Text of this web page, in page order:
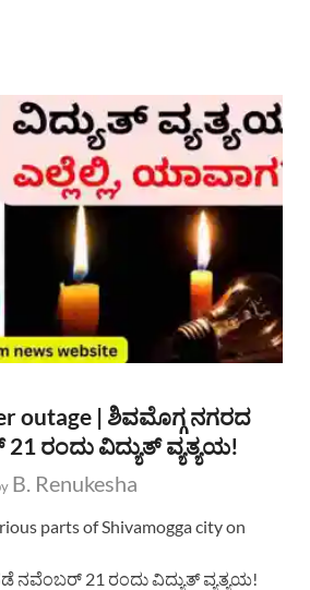
outage | ಶಿವಮೊಗ್ಗ ನಗರದ
ರಂದು ವಿದ್ಯುತ್ ವ್ಯತ್ಯಯ!
B. Renukesha
parts of Shivamogga city on
ನವೆಂಬರ್ 21 ರಂದು ವಿದ್ಯುತ್ ವ್ಯತ್ಯಯ!